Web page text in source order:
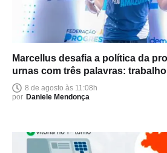
Marcellus desafia a política da
urnas com três palavras:
entrega
8 de agosto às 11:08h
por Daniele Mendonça